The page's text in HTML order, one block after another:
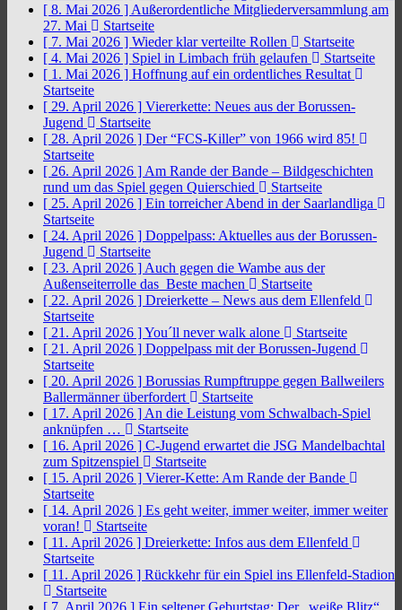
[ 8. Mai 2026 ] Außerordentliche Mitgliederversammlung am
27. Mai
Startseite
[ 7. Mai 2026 ] Wieder klar verteilte Rollen
Startseite
[ 4. Mai 2026 ] Spiel in Limbach früh gelaufen
Startseite
[ 1. Mai 2026 ] Hoffnung auf ein ordentliches Resultat
Startseite
[ 29. April 2026 ] Viererkette: Neues aus der Borussen-
Jugend
Startseite
[ 28. April 2026 ] Der “FCS-Killer” von 1966 wird 85!
Startseite
[ 26. April 2026 ] Am Rande der Bande – Bildgeschichten
rund um das Spiel gegen Quierschied
Startseite
[ 25. April 2026 ] Ein torreicher Abend in der Saarlandliga
Startseite
[ 24. April 2026 ] Doppelpass: Aktuelles aus der Borussen-
Jugend
Startseite
[ 23. April 2026 ] Auch gegen die Wambe aus der
Außenseiterrolle das Beste machen
Startseite
[ 22. April 2026 ] Dreierkette – News aus dem Ellenfeld
Startseite
[ 21. April 2026 ]You´ll never walk alone
Startseite
[ 21. April 2026 ] Doppelpass mit der Borussen-Jugend
Startseite
[ 20. April 2026 ] Borussias Rumpftruppe gegen Ballweilers
Ballermänner überfordert
Startseite
[ 17. April 2026 ] An die Leistung vom Schwalbach-Spiel
anknüpfen …
Startseite
[ 16. April 2026 ] C-Jugend erwartet die JSG Mandelbachtal
zum Spitzenspiel
Startseite
[ 15. April 2026 ] Vierer-Kette: Am Rande der Bande
Startseite
[ 14. April 2026 ] Es geht weiter, immer weiter, immer weiter
voran!
Startseite
[ 11. April 2026 ] Dreierkette: Infos aus dem Ellenfeld
Startseite
[ 11. April 2026 ] Rückkehr für ein Spiel ins Ellenfeld-Stadion
Startseite
[ 7. April 2026 ] Ein seltener Geburtstag: Der „weiße Blitz“